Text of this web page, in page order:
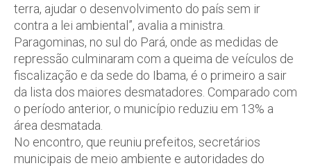
terra, ajudar o desenvolvimento do país sem ir
contra a lei ambiental”, avalia a ministra.
Paragominas, no sul do Pará, onde as medidas de
repressão culminaram com a queima de veículos de
fiscalização e da sede do Ibama, é o primeiro a sair
da lista dos maiores desmatadores. Comparado com
o período anterior, o município reduziu em 13% a
área desmatada.
No encontro, que reuniu prefeitos, secretários
municipais de meio ambiente e autoridades do